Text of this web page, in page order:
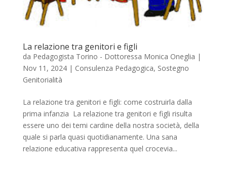
La relazione tra genitori e figli
da Pedagogista Torino - Dottoressa Monica Oneglia |
Nov 11, 2024| Consulenza Pedagogica, Sostegno
Genitorialità
La relazione tra genitori e figli: come costruirla dalla
prima infanzia La relazione tra genitori e figli risulta
essere uno dei temi cardine della nostra società, della
quale si parla quasi quotidianamente. Una sana
relazione educativa rappresenta quel crocevia...